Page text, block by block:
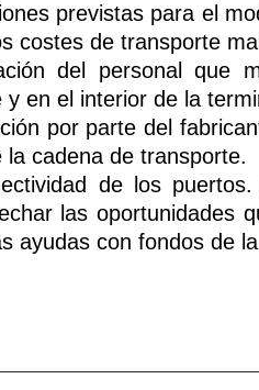
previstas para el
costes de transporte
del personal que
en el interior de la
por parte del
cadena de transporte.
de los
las oportunidades
ayudas con fondos de